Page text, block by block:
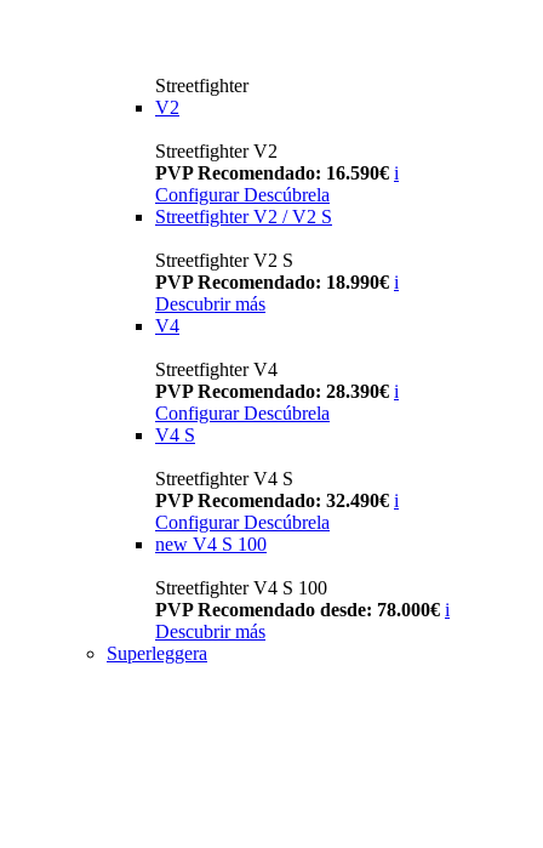
Streetfighter
V2
Streetfighter V2
PVP Recomendado: 16.590€ i
Configurar Descúbrela
Streetfighter V2 / V2 S
Streetfighter V2 S
PVP Recomendado: 18.990€ i
Descubrir más
V4
Streetfighter V4
PVP Recomendado: 28.390€ i
Configurar Descúbrela
V4 S
Streetfighter V4 S
PVP Recomendado: 32.490€ i
Configurar Descúbrela
new V4 S 100
Streetfighter V4 S 100
PVP Recomendado desde: 78.000€ i
Descubrir más
Superleggera